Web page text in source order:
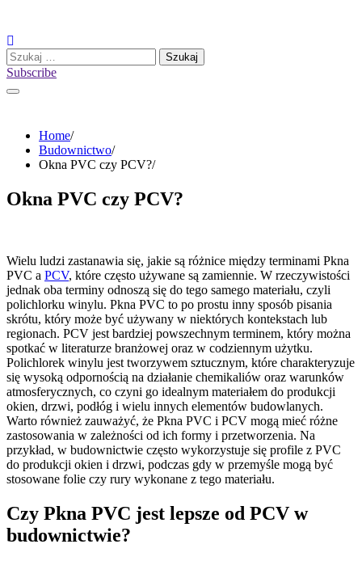
content
Szukaj:
Subscribe
Home
Budownictwo
Okna PVC czy PCV?
Okna PVC czy PCV?
Wielu ludzi zastanawia się, jakie są różnice między terminami Pkna
PVC a PCV, które często używane są zamiennie. W rzeczywistości
jednak oba terminy odnoszą się do tego samego materiału, czyli
polichlorku winylu. Pkna PVC to po prostu inny sposób pisania
skrótu, który może być używany w niektórych kontekstach lub
regionach. PCV jest bardziej powszechnym terminem, który można
spotkać w literaturze branżowej oraz w codziennym użytku.
Polichlorek winylu jest tworzywem sztucznym, które charakteryzuje
się wysoką odpornością na działanie chemikaliów oraz warunków
atmosferycznych, co czyni go idealnym materiałem do produkcji
okien, drzwi, podłóg i wielu innych elementów budowlanych.
Warto również zauważyć, że Pkna PVC i PCV mogą mieć różne
zastosowania w zależności od ich formy i przetworzenia. Na
przykład, w budownictwie często wykorzystuje się profile z PVC
do produkcji okien i drzwi, podczas gdy w przemyśle mogą być
stosowane folie czy rury wykonane z tego materiału.
Czy Pkna PVC jest lepsze od PCV w
budownictwie?